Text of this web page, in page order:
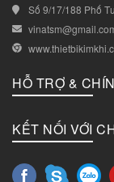
Số 9/17/188 Phố
HỖ TRỢ &
KẾT NỐI VỚI